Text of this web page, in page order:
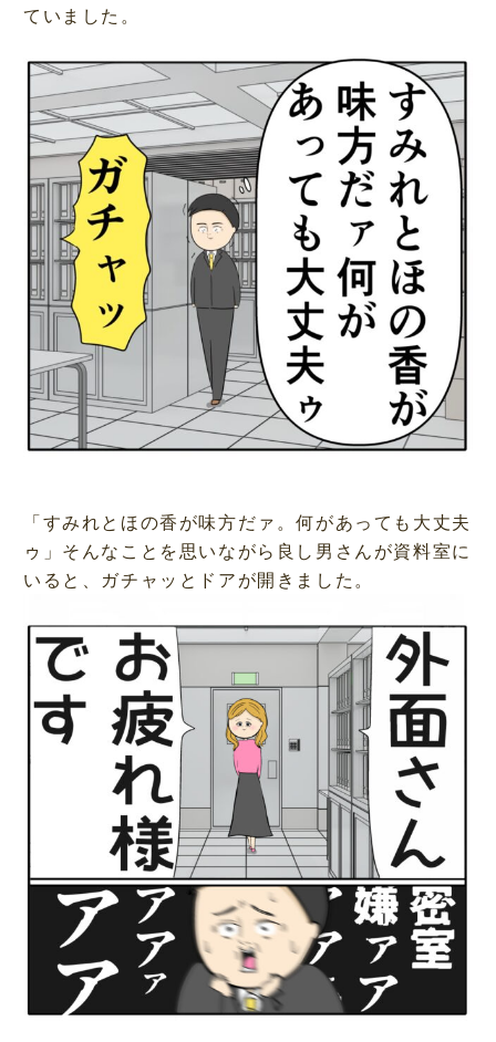
ていました。
「すみれとほの香が味方だァ。何があっても大丈夫
ゥ」そんなことを思いながら良し男さんが資料室に
いると、ガチャッとドアが開きました。